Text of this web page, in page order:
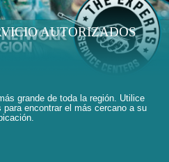
AUTORIZADOS
grande de toda la región. Utilice
encontrar el más cercano a su